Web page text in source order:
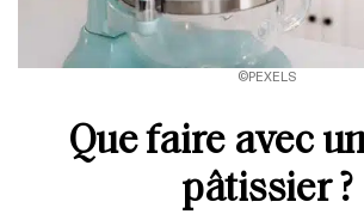
©PEXELS
Que faire avec
pâtissier ?